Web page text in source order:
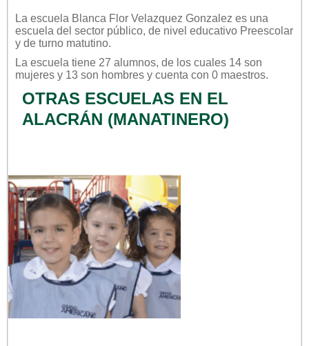
La escuela Blanca Flor Velazquez Gonzalez es una
escuela del sector público, de nivel educativo Preescolar
y de turno matutino.
La escuela tiene 27 alumnos, de los cuales 14 son
mujeres y 13 son hombres y cuenta con 0 maestros.
OTRAS ESCUELAS EN EL
ALACRÁN (MANATINERO)